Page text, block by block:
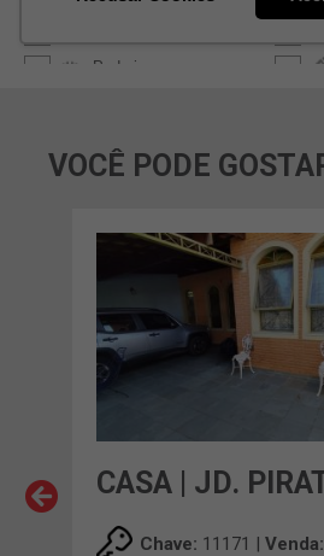
VOCÊ PODE
CASA | JD.
Chave: 11171 | Venda: